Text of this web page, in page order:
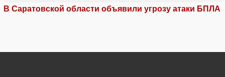
В Саратовской области объявили угрозу атаки БПЛА